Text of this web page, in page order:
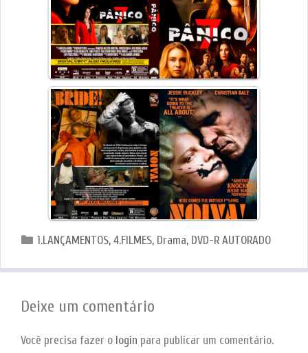
Categorias
1.LANÇAMENTOS,4.FILMES, Drama, DVD-R AUTORADO
Deixe um comentário
Você precisa fazer o login para publicar um comentário.